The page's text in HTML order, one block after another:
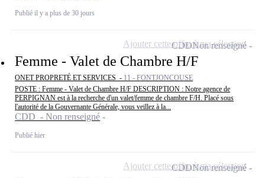
Publié il y a plus de 30 jours
Femme - Valet de Chambre H/F
ONET PROPRETÉ ET SERVICES - 11 - FONTJONCOUSE
POSTE : Femme - Valet de Chambre H/F DESCRIPTION : Notre agence de
PERPIGNAN est à la recherche d'un valet/femme de chambre F/H. Placé sous
l'autorité de la Gouvernante Générale, vous veillez à la...
CDD - Non renseigné
Publié hier
CDDNon renseigné
Ajouter cette offre à ma sélection
CDDNon renseigné
Ajouter cette offre à ma sélection